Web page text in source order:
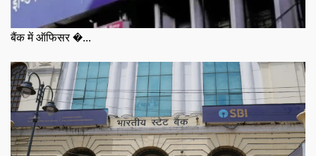
बैंक में ऑफिसर �...